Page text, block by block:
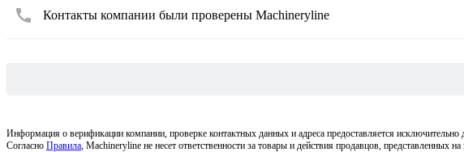
Контакты компании были проверены Machineryline
Информация о верификации компании, проверке контактных данных и адреса предоставляется исключительно
Согласно Правила, Machineryline не несет ответственности за товары и действия продавцов, представленных на